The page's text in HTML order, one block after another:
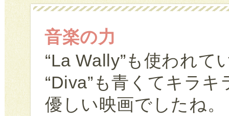
音楽の力
“La Wally”も使われて
“Diva”も青くてキラ
優しい映画でしたね。